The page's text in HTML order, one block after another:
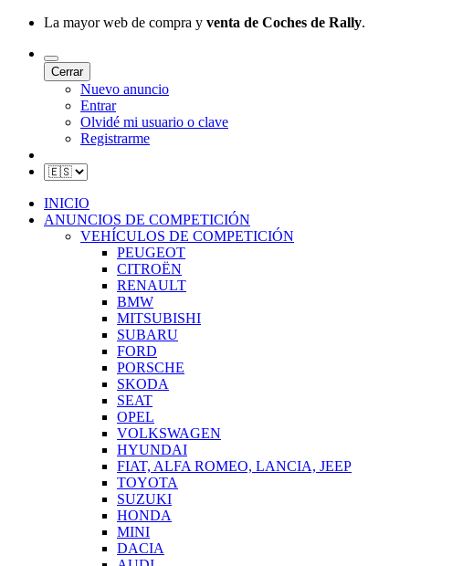
La mayor web de compra y venta de Coches de Rally.
Cerrar
Nuevo anuncio
Entrar
Olvidé mi usuario o clave
Registrarme
INICIO
ANUNCIOS DE COMPETICIÓN
VEHÍCULOS DE COMPETICIÓN
PEUGEOT
CITROËN
RENAULT
BMW
MITSUBISHI
SUBARU
FORD
PORSCHE
SKODA
SEAT
OPEL
VOLKSWAGEN
HYUNDAI
FIAT, ALFA ROMEO, LANCIA, JEEP
TOYOTA
SUZUKI
HONDA
MINI
DACIA